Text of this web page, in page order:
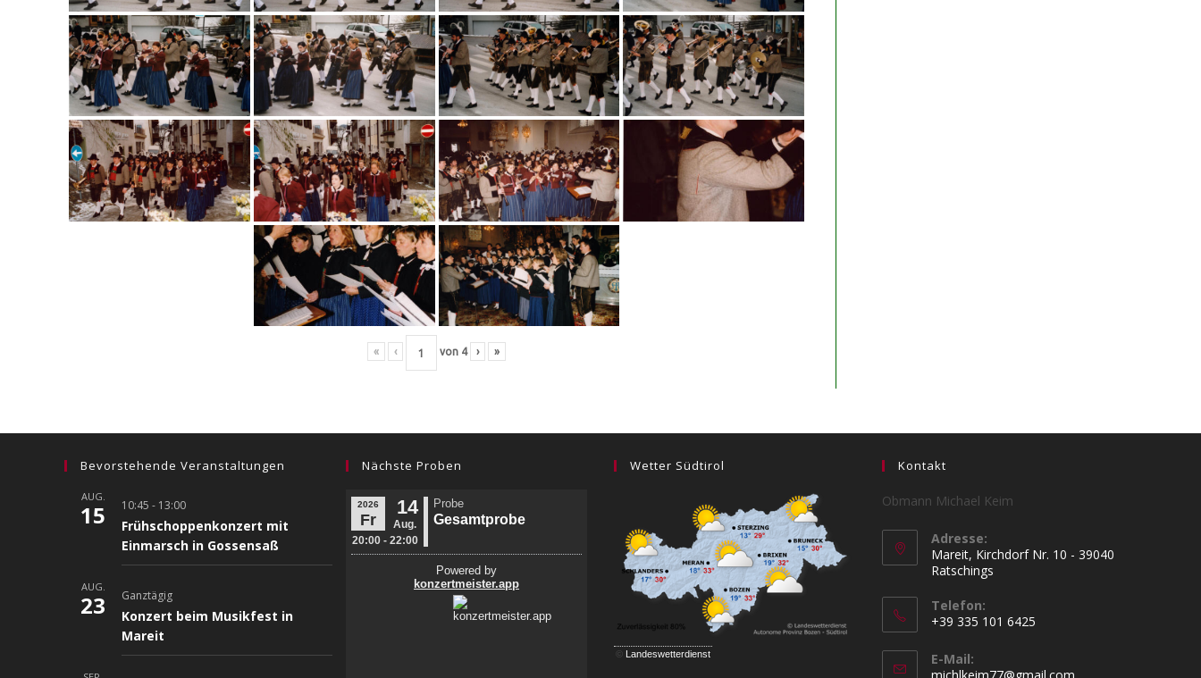
« ‹ von 4 › »
Bevorstehende Veranstaltungen
AUG.
15 10:45 - 13:00
Frühschoppenkonzert mit
Einmarsch in Gossensaß
AUG.
23 Ganztägig
Konzert beim Musikfest in
Mareit
Nächste Proben Wetter Südtirol
© Landeswetterdienst
Kontakt
Obmann Michael Keim
Adresse:
Mareit, Kirchdorf Nr. 10 - 39040
Ratschings
Telefon:
+39 335 101 6425
in
E-Mail: